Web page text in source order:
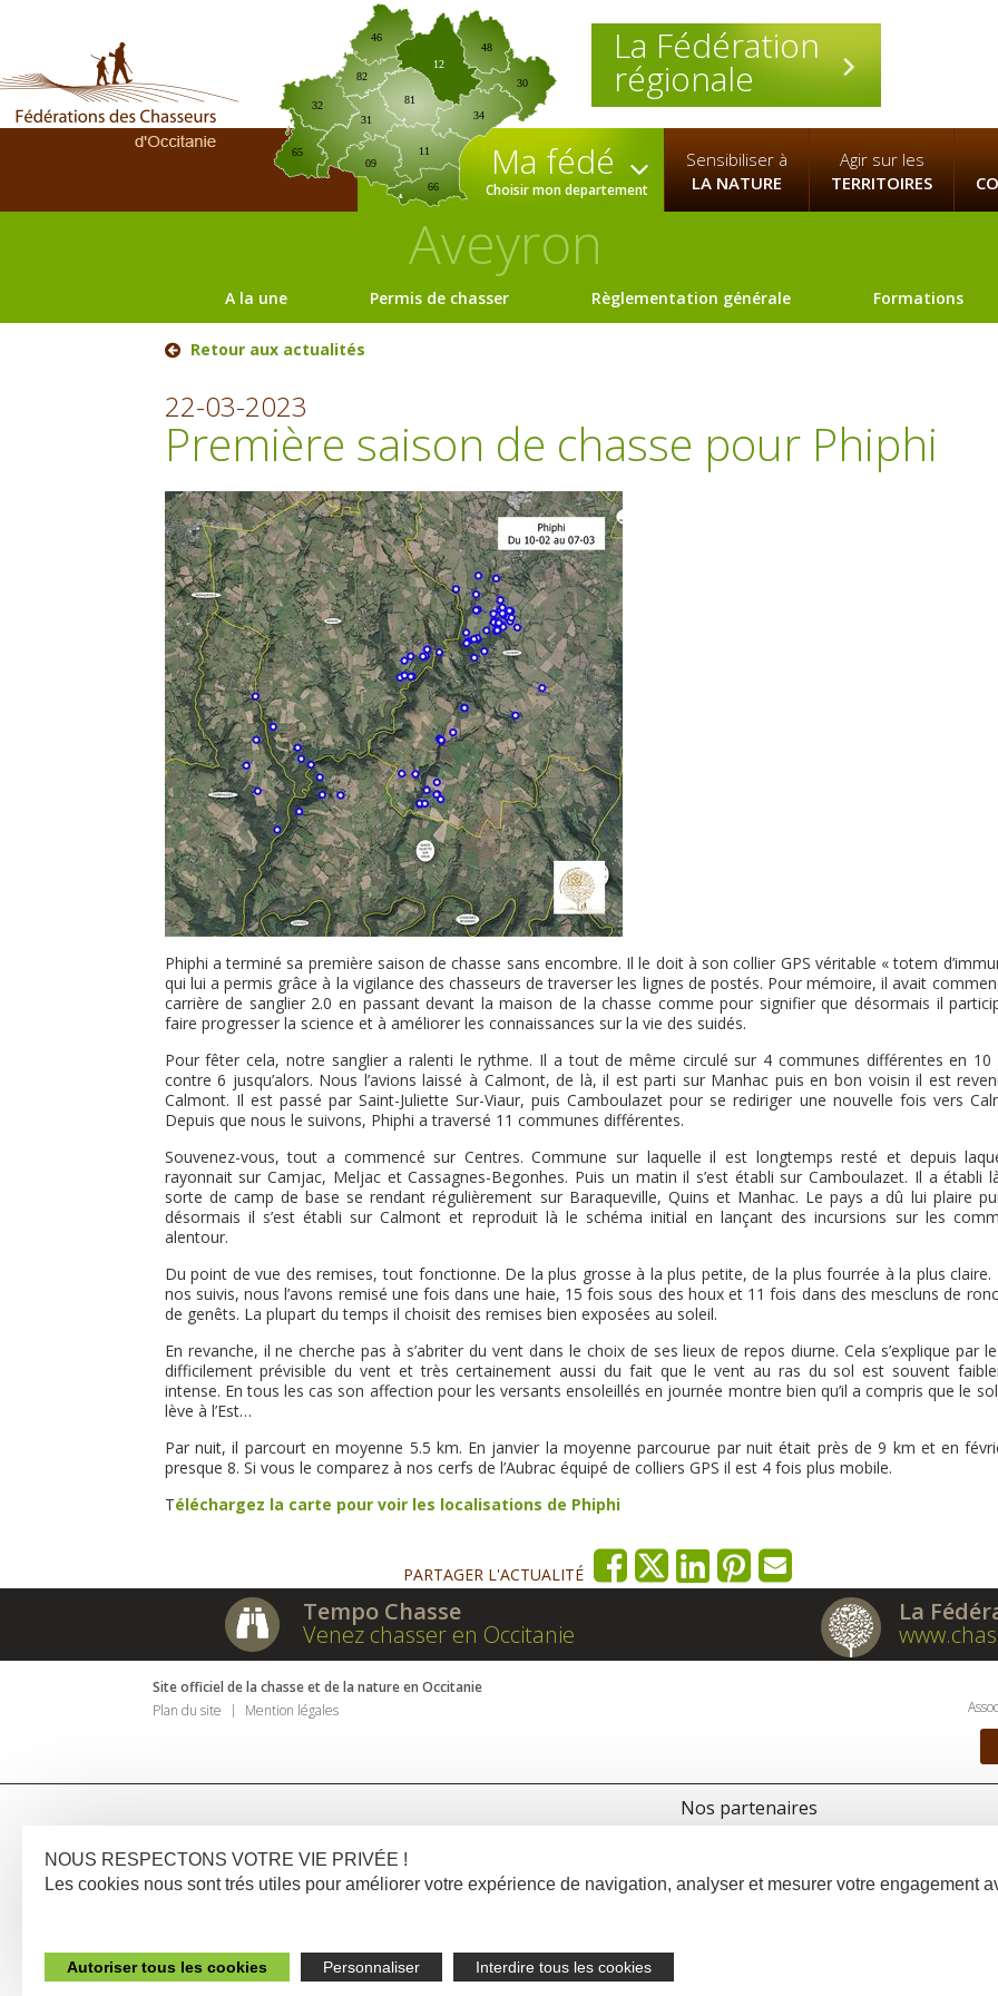
La Fédération
régionale
09
12
30
31
32
34
46
65
66
81
82
11
48
Ma fédé
Choisir mon departement
Sensibiliser à
LA NATURE
Agir sur les
TERRITOIRES
Aveyron
A la une Permis de chasser Règlementation générale Formations
Retour aux actualités
22-03-2023
Première saison de chasse pour Phiphi
Phiphi a terminé sa première saison de chasse sans encombre. Il le doit à son collier GPS véritable « totem
qui lui a permis grâce à la vigilance des chasseurs de traverser les lignes de postés. Pour mémoire, il avait
carrière de sanglier 2.0 en passant devant la maison de la chasse comme pour signifier que désormais il
faire progresser la science et à améliorer les connaissances sur la vie des suidés.
Pour fêter cela, notre sanglier a ralenti le rythme. Il a tout de même circulé sur 4 communes différentes en 10
contre 6 jusqu’alors. Nous l’avions laissé à Calmont, de là, il est parti sur Manhac puis en bon voisin il est
Calmont. Il est passé par Saint-Juliette Sur-Viaur, puis Camboulazet pour se rediriger une nouvelle fois vers
Depuis que nous le suivons, Phiphi a traversé 11 communes différentes.
Souvenez-vous, tout a commencé sur Centres. Commune sur laquelle il est longtemps resté et depuis
rayonnait sur Camjac, Meljac et Cassagnes-Begonhes. Puis un matin il s’est établi sur Camboulazet. Il a établi
sorte de camp de base se rendant régulièrement sur Baraqueville, Quins et Manhac. Le pays a dû lui plaire
désormais il s’est établi sur Calmont et reproduit là le schéma initial en lançant des incursions sur les
alentour.
Du point de vue des remises, tout fonctionne. De la plus grosse à la plus petite, de la plus fourrée à la plus claire.
nos suivis, nous l’avons remisé une fois dans une haie, 15 fois sous des houx et 11 fois dans des mescluns de
de genêts. La plupart du temps il choisit des remises bien exposées au soleil.
En revanche, il ne cherche pas à s’abriter du vent dans le choix de ses lieux de repos diurne. Cela s’explique par
difficilement prévisible du vent et très certainement aussi du fait que le vent au ras du sol est souvent
intense. En tous les cas son affection pour les versants ensoleillés en journée montre bien qu’il a compris que le
lève à l’Est…
Par nuit, il parcourt en moyenne 5.5 km. En janvier la moyenne parcourue par nuit était près de 9 km et en
presque 8. Si vous le comparez à nos cerfs de l’Aubrac équipé de colliers GPS il est 4 fois plus mobile.
Téléchargez la carte pour voir les localisations de Phiphi
PARTAGER L'ACTUALITÉ
Tempo Chasse
Venez chasser en Occitanie
La
Site officiel de la chasse et de la nature en Occitanie
Plan du site
Mention légales
Nos partenaires
NOUS RESPECTONS VOTRE VIE PRIVÉE !
Les cookies nous sont trés utiles pour améliorer votre expérience de navigation, analyser et mesurer votre engagement
Autoriser tous les cookies Personnaliser Interdire tous les cookies